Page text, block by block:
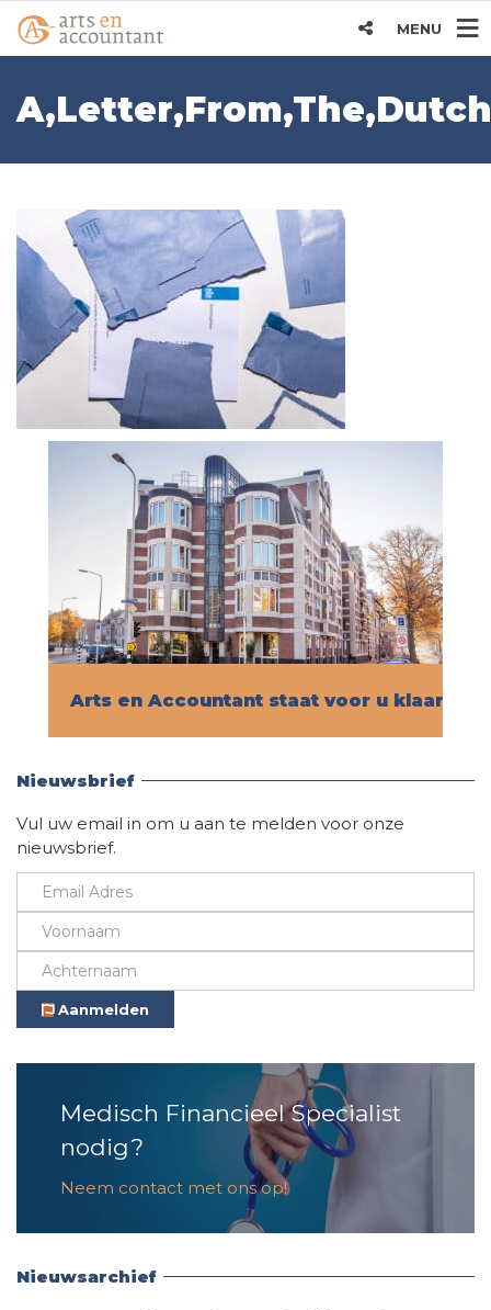
MENU
Arts en Accountant staat voor u klaar!
Nieuwsbrief
Vul uw email in om u aan te melden voor onze
nieuwsbrief.
Aanmelden
Medisch Financieel Specialist
nodig?
Neem contact met ons op!
Nieuwsarchief